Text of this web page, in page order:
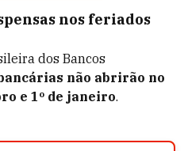
nos feriados
dos Bancos
não abrirão no
e 1º de janeiro.